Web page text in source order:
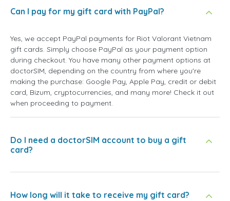
Can I pay for my gift card with PayPal?
Yes, we accept PayPal payments for Riot Valorant Vietnam
gift cards. Simply choose PayPal as your payment option
during checkout. You have many other payment options at
doctorSIM, depending on the country from where you're
making the purchase: Google Pay, Apple Pay, credit or debit
card, Bizum, cryptocurrencies, and many more! Check it out
when proceeding to payment.
Do I need a doctorSIM account to buy a gift
card?
How long will it take to receive my gift card?